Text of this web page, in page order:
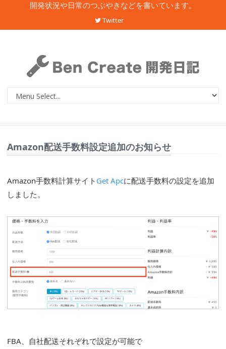
開発状況や日常のつぶやきなどを書いています。
Twitter
Amazon配送手数料設定追加のお知らせ
Amazon手数料計算サイト Get Apcに配送手数料の設定を追加
しました。
FBA、自社配送それぞれで設定が可能で